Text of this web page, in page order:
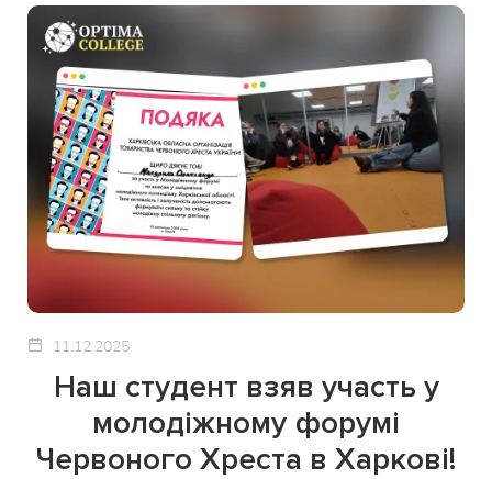
11.12.2025
Наш студент взяв участь у
молодіжному форумі
Червоного Хреста в Харкові!